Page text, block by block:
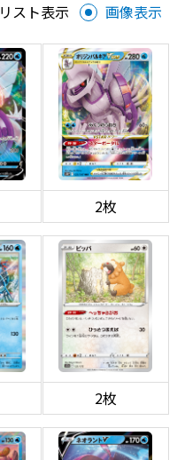
リスト表示 画像表示
2枚
2枚